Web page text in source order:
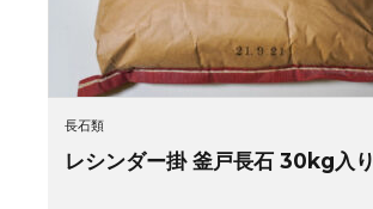
長石類
レシンダー掛 釜戸長石 30kg入り